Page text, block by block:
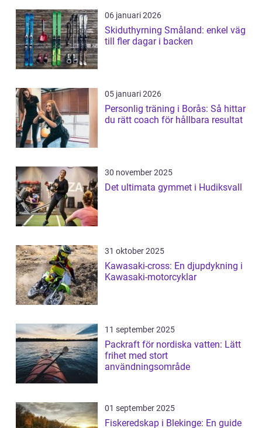
06 januari 2026
Skiduthyrning Småland: enkel väg
till fler dagar i backen
05 januari 2026
Personlig träning i Borås: Så hittar
du rätt coach för hållbara resultat
30 november 2025
Det ultimata gymmet i Hudiksvall
31 oktober 2025
Kawasaki-cross: En djupdykning i
Kawasaki-motorcyklar
11 september 2025
Packraft för nordiska vatten: Lätt
frihet med stort
användningsområde
01 september 2025
Fiskeredskap i Blekinge: En guide